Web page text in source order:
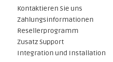
Kontaktieren Sie uns
Zahlungsinformationen
Resellerprogramm
Zusatz Support
Integration und Installation